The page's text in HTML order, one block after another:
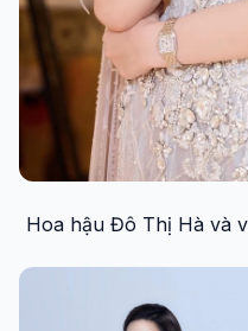
Hoa hậu Đô Thị Hà và